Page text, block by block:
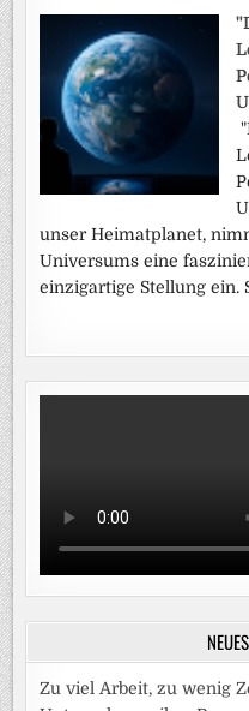
unser Heimatplanet,
Universums eine
einzigartige Stellung ein.
Zu viel Arbeit, zu wenig